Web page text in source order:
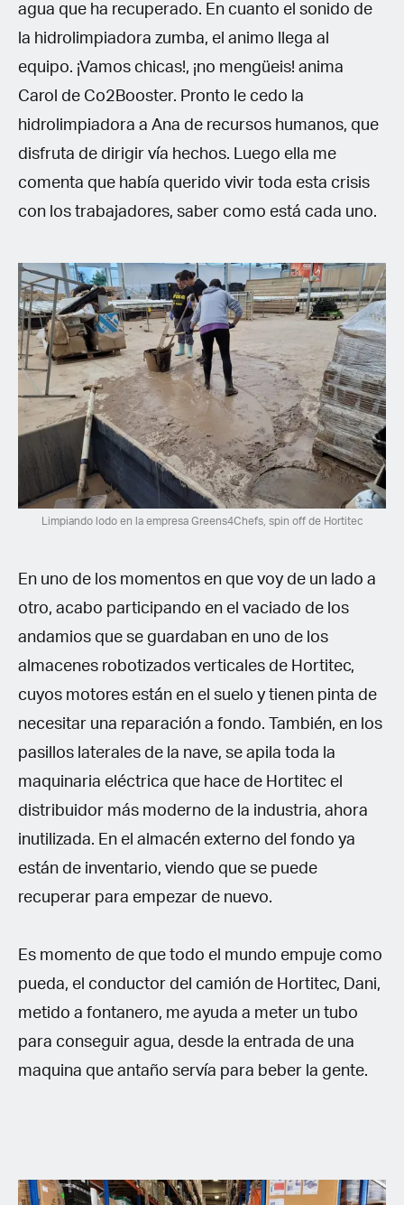
agua que ha recuperado. En cuanto el sonido de
la hidrolimpiadora zumba, el animo llega al
equipo. ¡Vamos chicas!, ¡no mengüeis! anima
Carol de Co2Booster. Pronto le cedo la
hidrolimpiadora a Ana de recursos humanos, que
disfruta de dirigir vía hechos. Luego ella me
comenta que había querido vivir toda esta crisis
con los trabajadores, saber como está cada uno.
Limpiando lodo en la empresa Greens4Chefs, spin off de Hortitec
En uno de los momentos en que voy de un lado a
otro, acabo participando en el vaciado de los
andamios que se guardaban en uno de los
almacenes robotizados verticales de Hortitec,
cuyos motores están en el suelo y tienen pinta de
necesitar una reparación a fondo. También, en los
pasillos laterales de la nave, se apila toda la
maquinaria eléctrica que hace de Hortitec el
distribuidor más moderno de la industria, ahora
inutilizada. En el almacén externo del fondo ya
están de inventario, viendo que se puede
recuperar para empezar de nuevo.
Es momento de que todo el mundo empuje como
pueda, el conductor del camión de Hortitec, Dani,
metido a fontanero, me ayuda a meter un tubo
para conseguir agua, desde la entrada de una
maquina que antaño servía para beber la gente.